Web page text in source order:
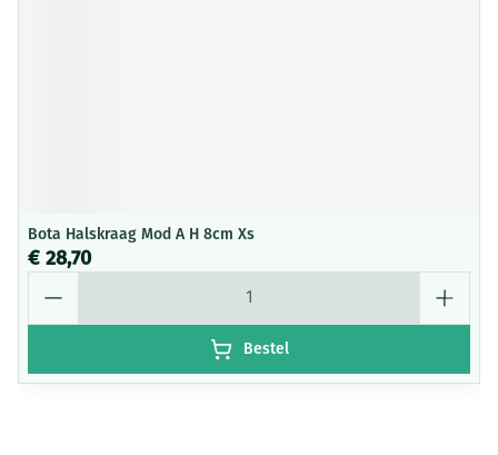
Bota Halskraag Mod A H 8cm Xs
€ 28,70
Bestel